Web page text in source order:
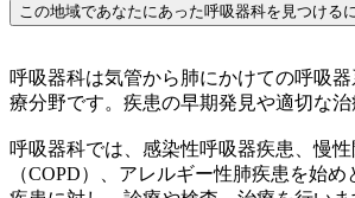
この地域であなたにあった呼吸器科を見つける
呼吸器科は気管から肺にかけての呼吸
療分野です。疾患の早期発見や適切な治
呼吸器科では、感染性呼吸器疾患、慢
（COPD）、アレルギー性肺疾患を始